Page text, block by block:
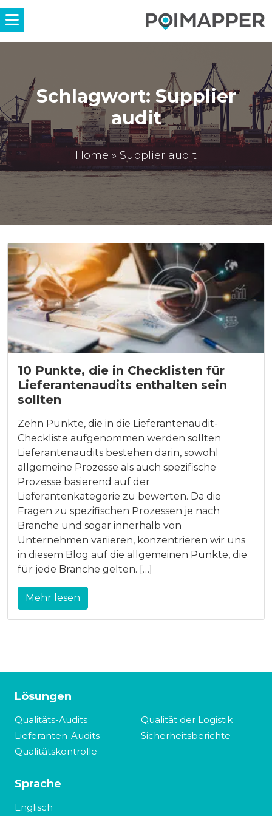
Menü
Schlagwort: Supplier
audit
Home » Supplier audit
10 Punkte, die in Checklisten für
Lieferantenaudits enthalten sein
sollten
Zehn Punkte, die in die Lieferantenaudit-
Checkliste aufgenommen werden sollten
Lieferantenaudits bestehen darin, sowohl
allgemeine Prozesse als auch spezifische
Prozesse basierend auf der
Lieferantenkategorie zu bewerten. Da die
Fragen zu spezifischen Prozessen je nach
Branche und sogar innerhalb von
Unternehmen variieren, konzentrieren wir uns
in diesem Blog auf die allgemeinen Punkte, die
für jede Branche gelten. […]
Mehr lesen
Lösungen
Qualitäts-Audits
Lieferanten-Audits
Qualitätskontrolle
Qualität der Logistik
Sicherheitsberichte
Sprache
Englisch